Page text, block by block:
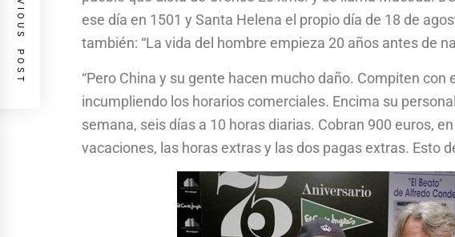
ese día en 1501 y Santa Helena el propio día de 18 de
también: “La vida del hombre empieza 20 años antes de
“Pero China y su gente hacen mucho daño. Compiten con
incumpliendo los horarios comerciales. Encima su
semana, seis días a 10 horas diarias. Cobran 900 euros,
vacaciones, las horas extras y las dos pagas extras. Esto
PREVIOUS POST